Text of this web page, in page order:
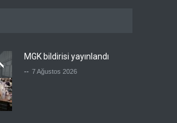
MGK bildirisi yayınlandı
-- 7 Ağustos 2026